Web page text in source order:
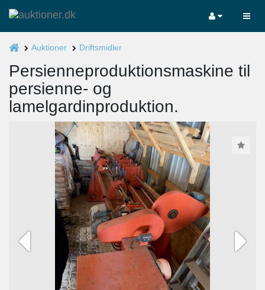
Auktioner Driftsmidler
Persienneproduktionsmaskine til
persienne- og
lamelgardinproduktion.